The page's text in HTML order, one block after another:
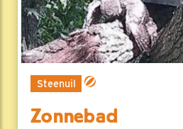
Steenuil
Zonnebad